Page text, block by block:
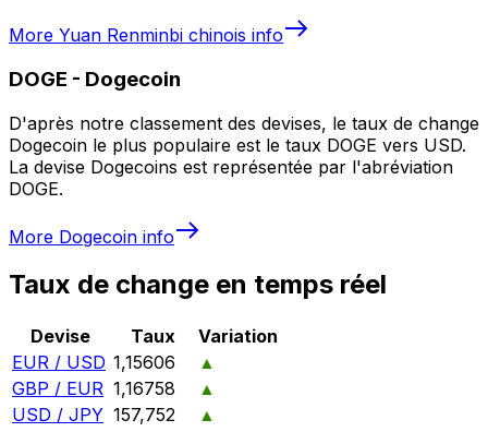
More Yuan Renminbi chinois info
DOGE - Dogecoin
D'après notre classement des devises, le taux de change
Dogecoin le plus populaire est le taux DOGE vers USD.
La devise Dogecoins est représentée par l'abréviation
DOGE.
More Dogecoin info
Taux de change en temps réel
Devise Taux
Variation
EUR / USD 1,15606
▲
GBP / EUR 1,16758
▲
USD / JPY 157,752
▲